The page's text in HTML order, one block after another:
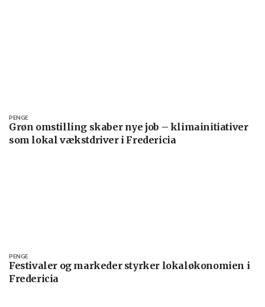
Grøn omstilling skaber nye job – klimainitiativer
som lokal vækstdriver i Fredericia
PENGE
Festivaler og markeder styrker lokaløkonomien i
Fredericia
PENGE